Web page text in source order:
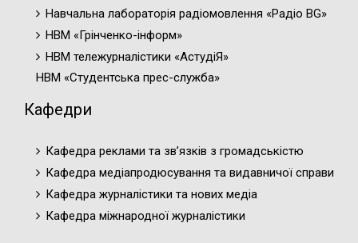
Навчальна лабораторія радіомовлення «Радіо BG»
НВМ «Грінченко-інформ»
НВМ тележурналістики «АстудіЯ»
НВМ «Студентська прес-служба»
Кафедри
Кафедра реклами та зв’язків з громадськістю
Кафедра медіапродюсування та видавничої справи
Кафедра журналістики та нових медіа
Кафедра міжнародної журналістики